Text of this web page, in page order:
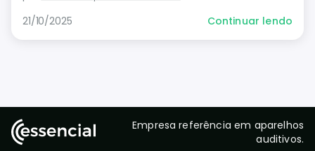
21/10/2025
Continuar lendo
Empresa referência em aparelhos
auditivos.